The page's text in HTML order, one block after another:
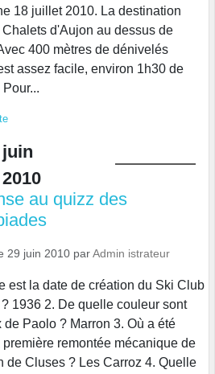
18 juillet 2010. La destination
d'Aujon au dessus de
400 mètres de dénivelés
assez facile, environ 1h30 de
juin
2010
au quizz des
29 juin 2010 parAdmin istrateur
est la date de création du Ski Club
1936 2. De quelle couleur sont
de Paolo ? Marron 3. Où a été
première remontée mécanique de
de Cluses ? Les Carroz 4. Quelle